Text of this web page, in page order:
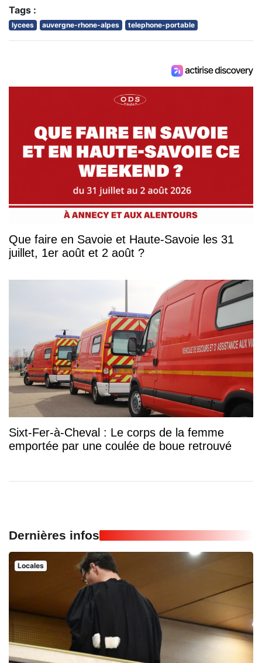
Tags :
lycees auvergne-rhone-alpes telephone-portable
Que faire en Savoie et Haute-Savoie les 31
juillet, 1er août et 2 août ?
Sixt-Fer-à-Cheval : Le corps de la femme
emportée par une coulée de boue retrouvé
Dernières infos
Locales